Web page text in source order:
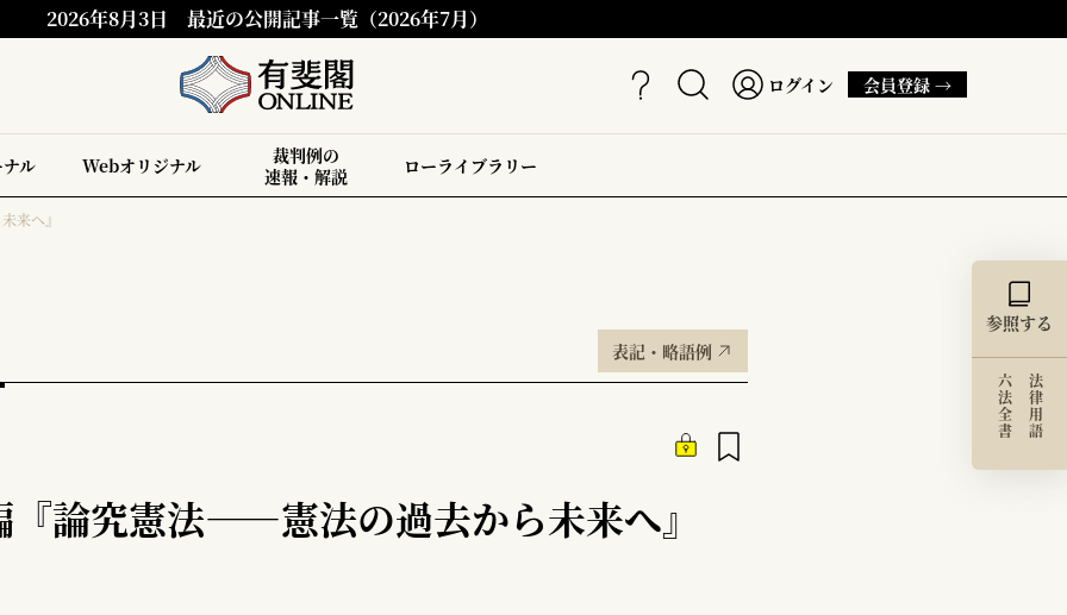
2026年8月3日 最近の公開記事一覧（2026年7月）
ログイン 会員登録 →
ル Webオリジナル
裁判例の
速報・解説
ローライブラリー
来へ』
表記・略語例
『論究憲法――憲法の過去から未来へ』
参照する
法律用語
六法全書